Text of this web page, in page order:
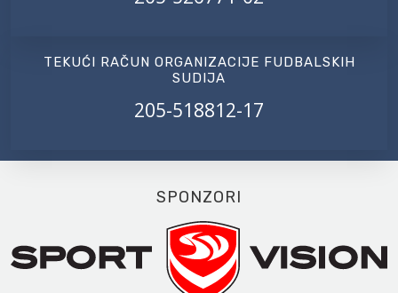
TEKUĆI RAČUN ORGANIZACIJE FUDBALSKIH
SUDIJA
205-518812-17
SPONZORI